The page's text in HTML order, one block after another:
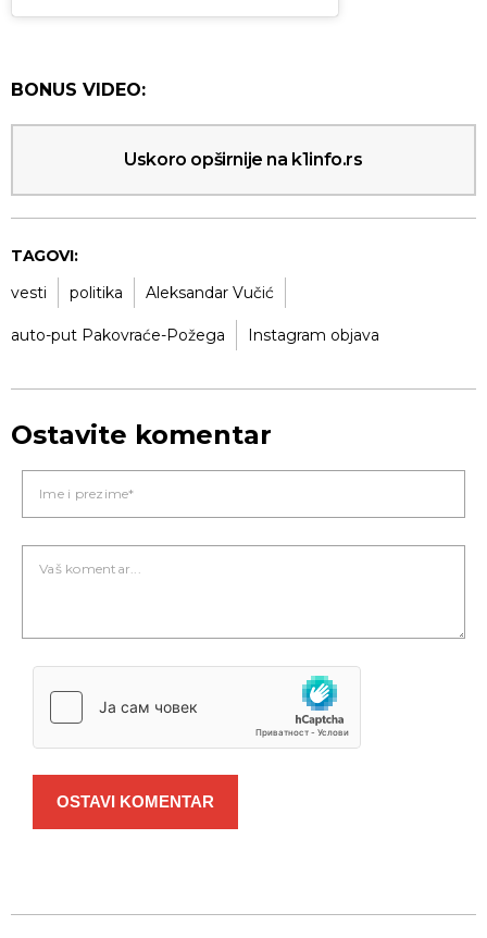
BONUS VIDEO:
Uskoro opširnije na k1info.rs
TAGOVI:
vesti
politika Aleksandar Vučić
auto-put Pakovraće-Požega Instagram objava
Ostavite komentar
OSTAVI KOMENTAR